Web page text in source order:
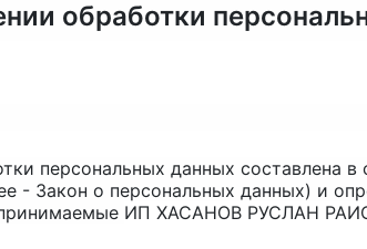
обработки
персональных данных составлена
- Закон о персональных данных) и
ИП ХАСАНОВ РУСЛАН